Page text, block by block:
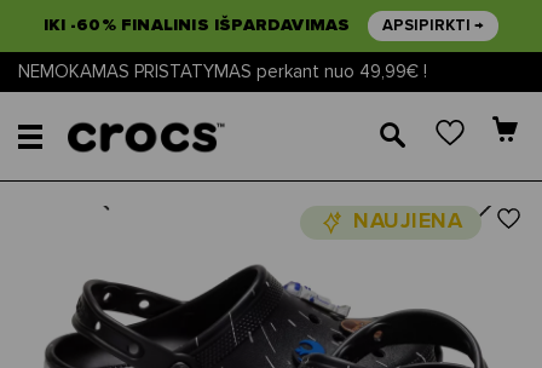
IKI -60% FINALINIS IŠPARDAVIMAS APSIPIRKTI →
NEMOKAMAS PRISTATYMAS perkant nuo 49,99€ !
🔎
NAUJIENA
Next